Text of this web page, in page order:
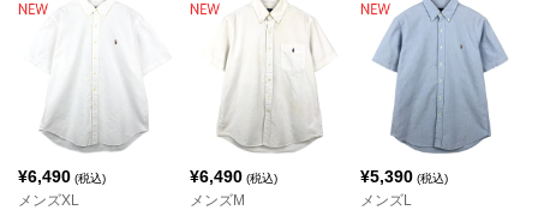
¥6,490 (税込)
メンズXL
¥6,490(税込)
メンズM
¥5,390 (税込)
メンズL